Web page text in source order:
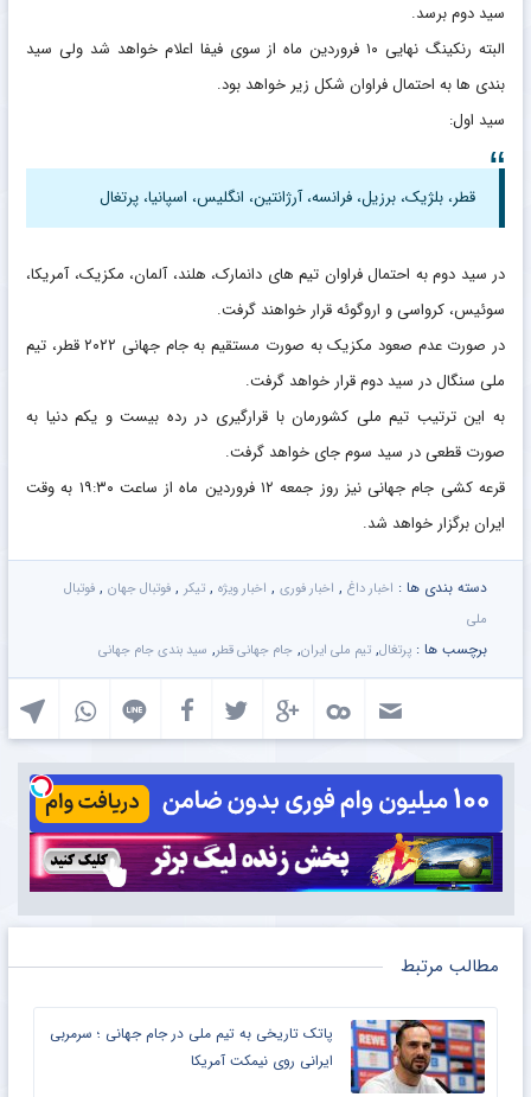
سید دوم برسد.
البته رنکینگ نهایی ۱۰ فروردین ماه از سوی فیفا اعلام خواهد شد ولی سید
بندی ها به احتمال فراوان شکل زیر خواهد بود.
سید اول:
قطر، بلژیک، برزیل، فرانسه، آرژانتین، انگلیس، اسپانیا، پرتغال
در سید دوم به احتمال فراوان تیم های دانمارک، هلند، آلمان، مکزیک، آمریکا،
سوئیس، کرواسی و اروگوئه قرار خواهند گرفت.
در صورت عدم صعود مکزیک به صورت مستقیم به جام جهانی ۲۰۲۲ قطر، تیم
ملی سنگال در سید دوم قرار خواهد گرفت.
به این ترتیب تیم ملی کشورمان با قرارگیری در رده بیست و یکم دنیا به
صورت قطعی در سید سوم جای خواهد گرفت.
قرعه کشی جام جهانی نیز روز جمعه ۱۲ فروردین ماه از ساعت ۱۹:۳۰ به وقت
ایران برگزار خواهد شد.
دسته بندی ها : اخبار داغ , اخبار فوری , اخبار ویژه , تیکر , فوتبال جهان , فوتبال
ملی
برچسب ها : پرتغال, تیم ملی ایران, جام جهانی قطر, سید بندی جام جهانی
مطالب مرتبط
پاتک تاریخی به تیم ملی در جام جهانی ؛ سرمربی
ایرانی روی نیمکت آمریکا